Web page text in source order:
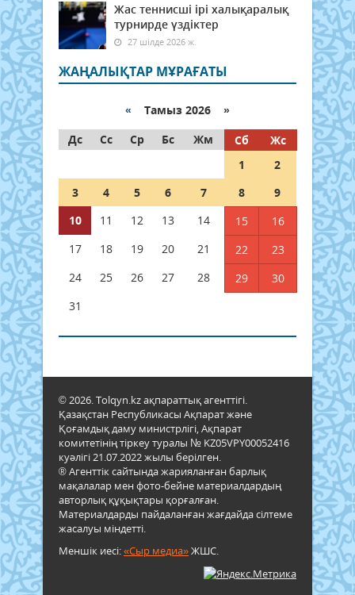
Жас теннисші ірі халықаралық
турнирде үздіктер
27 шілде 2026 ж.
ЖАҢАЛЫҚТАР МҰРАҒАТЫ
« Тамыз 2026 »
Дс
Сс Ср Бс Жм Сб
Жс
1
2
3
4 5 6 7 8
9
10
11 12 13 14 15
16
17
18 19 20 21 22
23
24
25 26 27 28 29
30
31
© 2026. Tolqyn.kz ақпараттық агенттігі.
Қазақстан Республикасы Ақпарат және
Қоғамдық даму министрлігі, Ақпарат
комитетінің тіркеу туралы № KZ05VPY00052416
куәлігі 21.07.2022 жылы берілген.
® Агенттік сайтында жарияланған барлық
мақалалар мен фото-бейне материалдардың
авторлық құқықтары қорғалған.
Материалдарды пайдаланған жағдайда сілтеме
жасалуы міндетті.
Меншік иесі:«Сыр медиа»ЖШС.